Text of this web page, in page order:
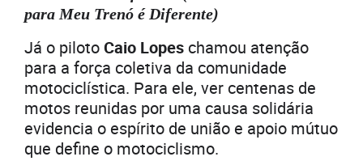
para Meu Trenó é Diferente)
Já o pilotoCaio Lopes chamou atenção
para a força coletiva da comunidade
motociclística. Para ele, ver centenas de
motos reunidas por uma causa solidária
evidencia o espírito de união e apoio mútuo
que define o motociclismo.